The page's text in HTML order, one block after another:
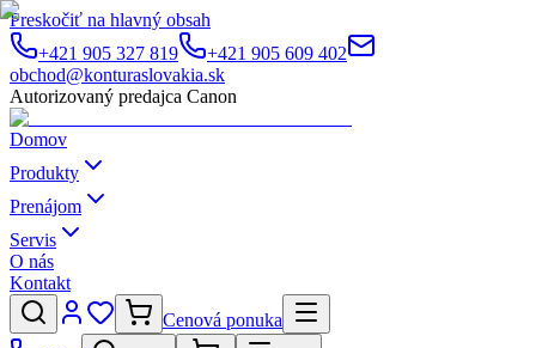
Preskočiť na hlavný obsah
+421 905 327 819
+421 905 609 402
obchod@konturaslovakia.sk
Autorizovaný predajca Canon
Domov
Produkty
Prenájom
Servis
O nás
Kontakt
Cenová ponuka